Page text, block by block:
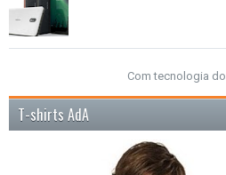
Com tecnologia do
T-shirts AdA